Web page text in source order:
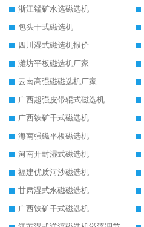
浙江锰矿水选磁选机
包头干式磁选机
四川湿式磁选机报价
潍坊平板磁选机厂家
云南高强磁磁选机厂家
广西超强皮带辊式磁选机
广西铁矿干式磁选机
海南强磁平板磁选机
河南开封湿式磁选机
福建优质河沙磁选机
甘肃湿式永磁磁选机
广西铁矿干式磁选机